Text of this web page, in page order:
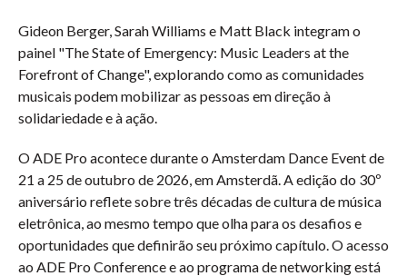
Gideon Berger, Sarah Williams e Matt Black integram o
painel "The State of Emergency: Music Leaders at the
Forefront of Change", explorando como as comunidades
musicais podem mobilizar as pessoas em direção à
solidariedade e à ação.
O ADE Pro acontece durante o Amsterdam Dance Event de
21 a 25 de outubro de 2026, em Amsterdã. A edição do 30º
aniversário reflete sobre três décadas de cultura de música
eletrônica, ao mesmo tempo que olha para os desafios e
oportunidades que definirão seu próximo capítulo. O acesso
ao ADE Pro Conference e ao programa de networking está